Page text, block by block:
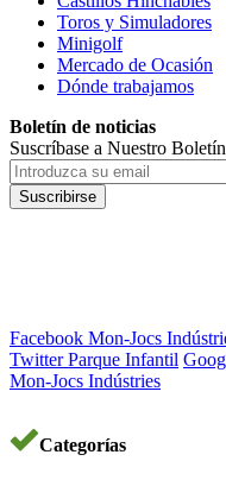
Toros y Simuladores
Minigolf
Mercado de Ocasión
Dónde trabajamos
Boletín de noticias
Suscríbase a Nuestro
Suscribirse
Facebook Mon-Jocs
Twitter Parque Infantil
Mon-Jocs Indústries
Categorías